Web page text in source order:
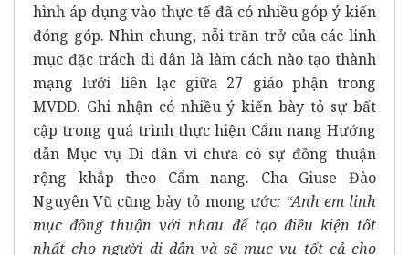
hình áp dụng vào thực tế đã có nhiều góp ý kiến
đóng góp. Nhìn chung, nỗi trăn trở của các linh
mục đặc trách di dân là làm cách nào tạo thành
mạng lưới liên lạc giữa 27 giáo phận trong
MVDD. Ghi nhận có nhiều ý kiến bày tỏ sự bất
cập trong quá trình thực hiện Cẩm nang Hướng
dẫn Mục vụ Di dân vì chưa có sự đồng thuận
rộng khắp theo Cẩm nang. Cha Giuse Đào
Nguyên Vũ cũng bày tỏ mong ước: “Anh em linh
mục đồng thuận với nhau để tạo điều kiện tốt
nhất cho người di dân và sẽ mục vụ tốt cả cho